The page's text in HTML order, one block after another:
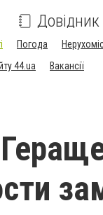
Довідник
Погода
44.ua
Вакансії